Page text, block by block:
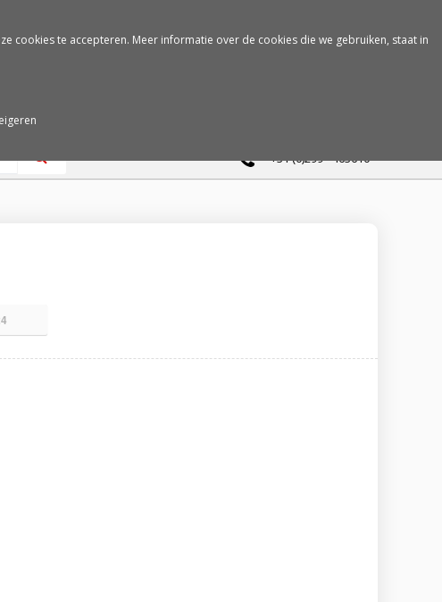
+31 (0)299 - 463610
cookies te accepteren. Meer informatie over de cookies die we gebruiken, staat in